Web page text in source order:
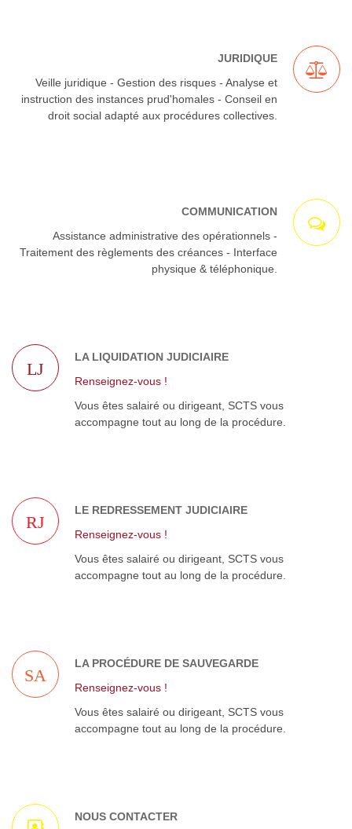
JURIDIQUE
Veille juridique - Gestion des risques - Analyse et
instruction des instances prud'homales - Conseil en
droit social adapté aux procédures collectives.
COMMUNICATION
Assistance administrative des opérationnels -
Traitement des règlements des créances - Interface
physique & téléphonique.
LA LIQUIDATION JUDICIAIRE
LJ
Renseignez-vous !
Vous êtes salairé ou dirigeant, SCTS vous
accompagne tout au long de la procédure.
LE REDRESSEMENT JUDICIAIRE
RJ
Renseignez-vous !
Vous êtes salairé ou dirigeant, SCTS vous
accompagne tout au long de la procédure.
LA PROCÉDURE DE SAUVEGARDE
SA
Renseignez-vous !
Vous êtes salairé ou dirigeant, SCTS vous
accompagne tout au long de la procédure.
NOUS CONTACTER